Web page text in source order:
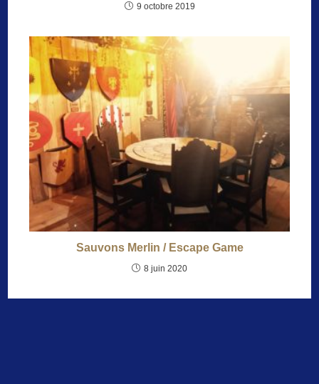
9 octobre 2019
Sauvons Merlin / Escape Game
8 juin 2020